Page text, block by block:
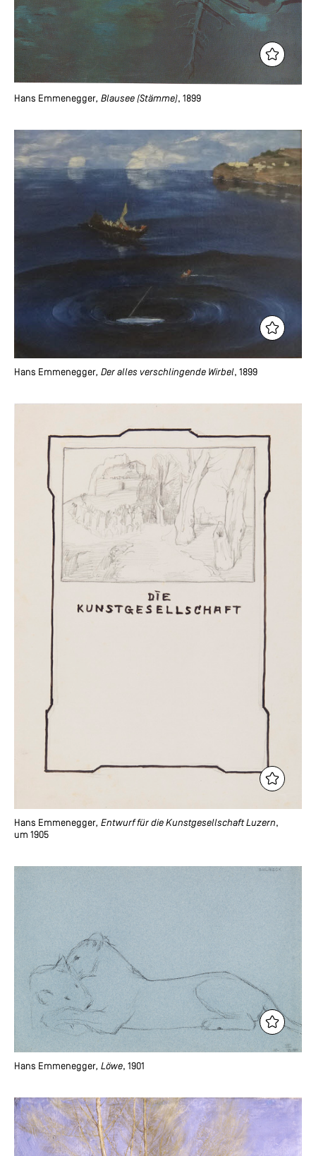
Hans Emmenegger, Blausee (Stämme), 1899
Hans Emmenegger, Der alles verschlingende Wirbel, 1899
Hans Emmenegger, Entwurf für die Kunstgesellschaft Luzern,
um 1905
Hans Emmenegger, Löwe, 1901